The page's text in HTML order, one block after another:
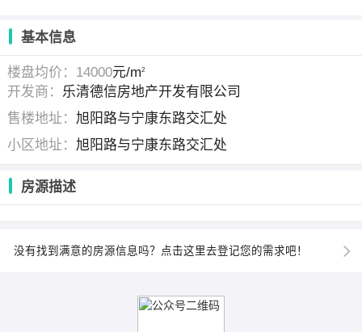
基本信息
楼盘均价：14000元/m2
开发商：
乐清德信房地产开发有限公司
售楼地址：旭阳路与宁康东路交汇处
小区地址：旭阳路与宁康东路交汇处
房源描述
没有找到满意的房源信息吗？点击这里去登记您的需求吧！